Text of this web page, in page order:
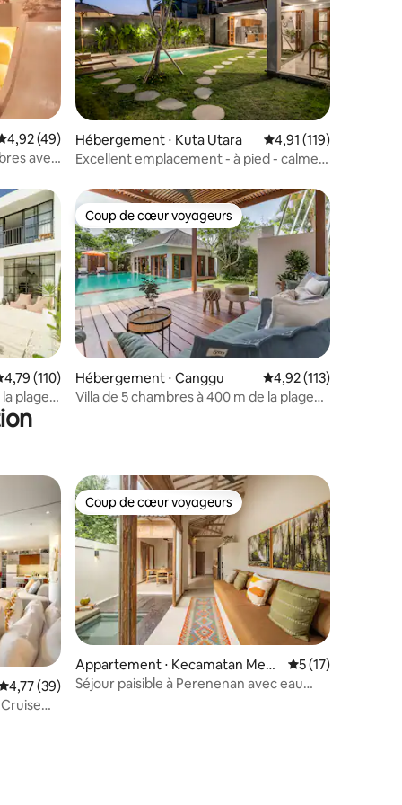
: 4,83 sur 5
moyenne sur la base de 49 commentaires : 4,92 sur 5
4,92 (49)
avec
Hébergement ⋅ Kuta Utara Évaluation moyenne
4,91 (119)
Excellent emplacement - à pied - calme
: 4,98 sur 5
moyenne sur la base de 110 commentaires : 4,79 sur 5
4,79 (110)
plage,
Coup de cœur voyageurs
Coup de cœur voyageurs
Hébergement ⋅ Canggu Évaluation moyenne
4,92 (113)
Villa de 5 chambres à 400 m de la plage
moyenne sur la base de 39 commentaires : 4,77 sur 5
4,77 (39)
Coup de cœur voyageurs
Coup de cœur voyageurs
Appartement ⋅ Kecamatan Men
gwi
Évaluation
5 (17)
Séjour paisible à Perenenan avec eau